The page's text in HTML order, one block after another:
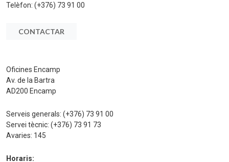
Telèfon: (+376) 73 91 00
CONTACTAR
Oficines Encamp
Av. de la Bartra
AD200 Encamp
Serveis generals: (+376) 73 91 00
Servei tècnic: (+376) 73 91 73
Avaries: 145
Horaris: